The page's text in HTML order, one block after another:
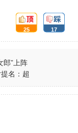
頂
: 25
踩
: 17
郎”上阵
名：超